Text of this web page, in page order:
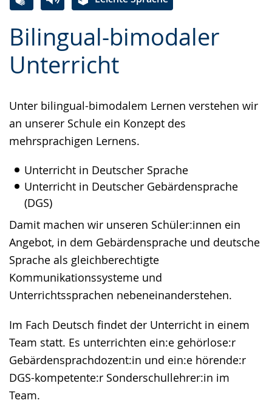
Bilingual-bimodaler
Unterricht
Unter bilingual-bimodalem Lernen verstehen wir
an unserer Schule ein Konzept des
mehrsprachigen Lernens.
Unterricht in Deutscher Sprache
Unterricht in Deutscher Gebärdensprache
(DGS)
Damit machen wir unseren Schüler:innen ein
Angebot, in dem Gebärdensprache und deutsche
Sprache als gleichberechtigte
Kommunikationssysteme und
Unterrichtssprachen nebeneinanderstehen.
Im Fach Deutsch findet der Unterricht in einem
Team statt. Es unterrichten ein:e gehörlose:r
Gebärdensprachdozent:in und ein:e hörende:r
DGS-kompetente:r Sonderschullehrer:in im
Team.
Leichten
Sprache
wechseln.
Audio-
Unterstützung.
Video
in
Deutscher
wird
angezeigt.